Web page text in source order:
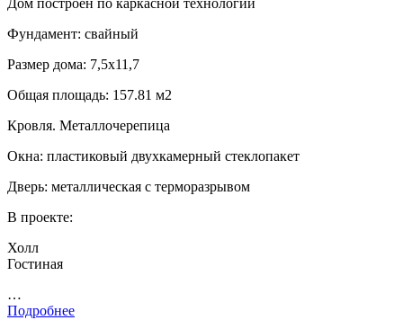
Дом построен по каркасной технологии
Фундамент: свайный
Размер дома: 7,5х11,7
Общая площадь: 157.81 м2
Кровля. Металлочерепица
Окна: пластиковый двухкамерный стеклопакет
Дверь: металлическая с терморазрывом
В проекте:
Холл
Гостиная
…
Подробнее